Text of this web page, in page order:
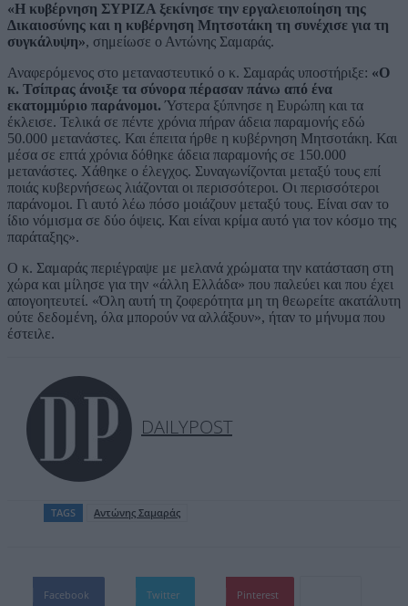
«Η κυβέρνηση ΣΥΡΙΖΑ ξεκίνησε την εργαλειοποίηση της
Δικαιοσύνης και η κυβέρνηση Μητσοτάκη τη συνέχισε για τη
συγκάλυψη», σημείωσε ο Αντώνης Σαμαράς.
Αναφερόμενος στο μεταναστευτικό ο κ. Σαμαράς υποστήριξε: «Ο
κ. Τσίπρας άνοιξε τα σύνορα πέρασαν πάνω από ένα
εκατομμύριο παράνομοι. Ύστερα ξύπνησε η Ευρώπη και τα
έκλεισε. Τελικά σε πέντε χρόνια πήραν άδεια παραμονής εδώ
50.000 μετανάστες. Και έπειτα ήρθε η κυβέρνηση Μητσοτάκη. Και
μέσα σε επτά χρόνια δόθηκε άδεια παραμονής σε 150.000
μετανάστες. Χάθηκε ο έλεγχος. Συναγωνίζονται μεταξύ τους επί
ποιάς κυβερνήσεως λιάζονται οι περισσότεροι. Οι περισσότεροι
παράνομοι. Γι αυτό λέω πόσο μοιάζουν μεταξύ τους. Είναι σαν το
ίδιο νόμισμα σε δύο όψεις. Και είναι κρίμα αυτό για τον κόσμο της
παράταξης».
Ο κ. Σαμαράς περιέγραψε με μελανά χρώματα την κατάσταση στη
χώρα και μίλησε για την «άλλη Ελλάδα» που παλεύει και που έχει
απογοητευτεί. «Όλη αυτή τη ζοφερότητα μη τη θεωρείτε ακατάλυτη
ούτε δεδομένη, όλα μπορούν να αλλάξουν», ήταν το μήνυμα που
έστειλε.
DAILYPOST
TAGS Αντώνης Σαμαράς
Facebook Twitter Pinterest